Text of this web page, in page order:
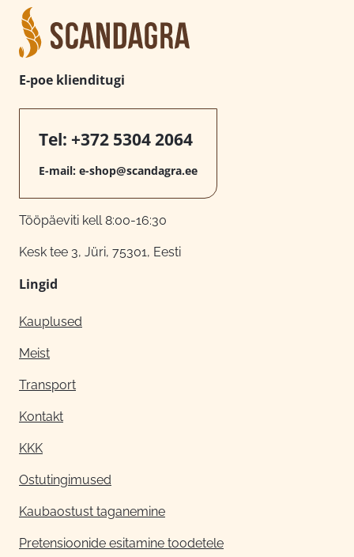
E-poe klienditugi
Tel: +372 5304 2064
E-mail: e-shop@scandagra.ee
Tööpäeviti kell 8:00-16:30
Kesk tee 3, Jüri, 75301, Eesti
Lingid
Kauplused
Meist
Transport
Kontakt
KKK
Ostutingimused
Kaubaostust taganemine
Pretensioonide esitamine toodetele